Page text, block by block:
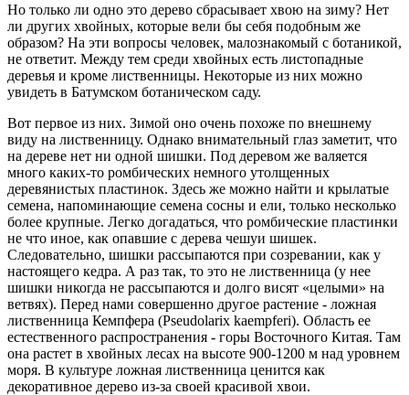
Но только ли одно это дерево сбрасывает хвою на зиму? Нет
ли других хвойных, которые вели бы себя подобным же
образом? На эти вопросы человек, малознакомый с ботаникой,
не ответит. Между тем среди хвойных есть листопадные
деревья и кроме лиственницы. Некоторые из них можно
увидеть в Батумском ботаническом саду.
Вот первое из них. Зимой оно очень похоже по внешнему
виду на лиственницу. Однако внимательный глаз заметит, что
на дереве нет ни одной шишки. Под деревом же валяется
много каких-то ромбических немного утолщенных
деревянистых пластинок. Здесь же можно найти и крылатые
семена, напоминающие семена сосны и ели, только несколько
более крупные. Легко догадаться, что ромбические пластинки
не что иное, как опавшие с дерева чешуи шишек.
Следовательно, шишки рассыпаются при созревании, как у
настоящего кедра. А раз так, то это не лиственница (у нее
шишки никогда не рассыпаются и долго висят «целыми» на
ветвях). Перед нами совершенно другое растение - ложная
лиственница Кемпфера (Pseudolarix kaempferi). Область ее
естественного распространения - горы Восточного Китая. Там
она растет в хвойных лесах на высоте 900-1200 м над уровнем
моря. В культуре ложная лиственница ценится как
декоративное дерево из-за своей красивой хвои.